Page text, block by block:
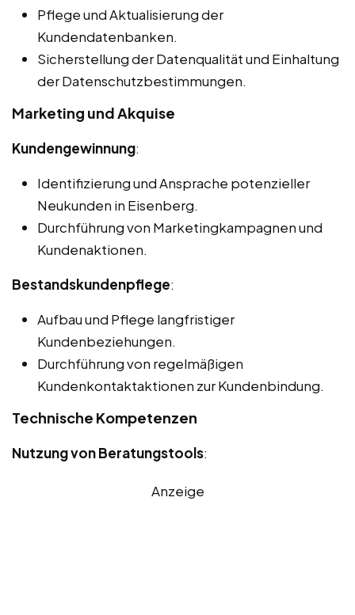
Pflege und Aktualisierung der
Kundendatenbanken.
Sicherstellung der Datenqualität und Einhaltung
der Datenschutzbestimmungen.
Marketing und Akquise
Kundengewinnung:
Identifizierung und Ansprache potenzieller
Neukunden in Eisenberg.
Durchführung von Marketingkampagnen und
Kundenaktionen.
Bestandskundenpflege:
Aufbau und Pflege langfristiger
Kundenbeziehungen.
Durchführung von regelmäßigen
Kundenkontaktaktionen zur Kundenbindung.
Technische Kompetenzen
Nutzung von Beratungstools:
Anzeige